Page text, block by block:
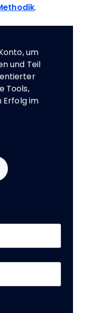
.
um
und Teil
Tools,
Erfolg im